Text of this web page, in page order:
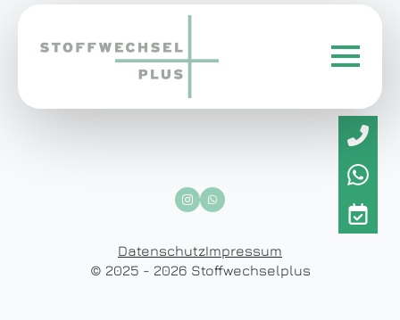
DatenschutzImpressum
© 2025 - 2026 Stoffwechselplus